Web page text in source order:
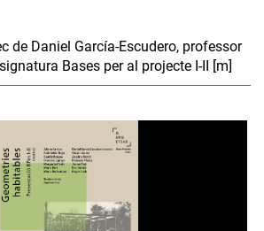
de Daniel García-Escudero, professor
Bases per al projecte I-II [m]